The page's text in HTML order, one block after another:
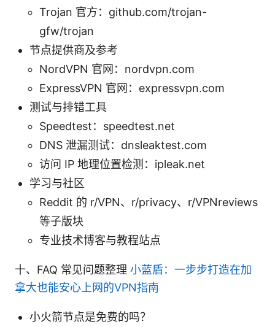
Trojan 官方：github.com/trojan-
gfw/trojan
节点提供商及参考
NordVPN 官网：nordvpn.com
ExpressVPN 官网：expressvpn.com
测试与排错工具
Speedtest：speedtest.net
DNS 泄漏测试：dnsleaktest.com
访问 IP 地理位置检测：ipleak.net
学习与社区
Reddit 的 r/VPN、r/privacy、r/VPNreviews
等子版块
专业技术博客与教程站点
十、FAQ 常见问题整理 小蓝盾：一步步打造在加
拿大也能安心上网的VPN指南
小火箭节点是免费的吗？